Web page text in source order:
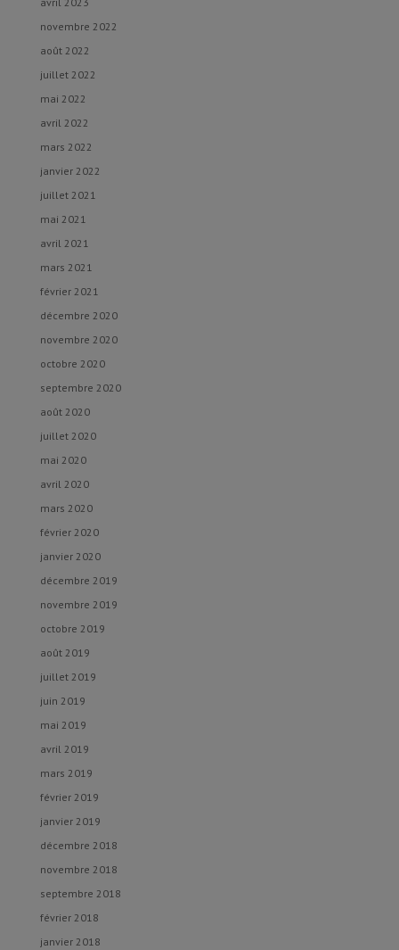
novembre 2022
août 2022
juillet 2022
mai 2022
avril 2022
mars 2022
janvier 2022
juillet 2021
mai 2021
avril 2021
mars 2021
février 2021
décembre 2020
novembre 2020
octobre 2020
septembre 2020
août 2020
juillet 2020
mai 2020
avril 2020
mars 2020
février 2020
janvier 2020
décembre 2019
novembre 2019
octobre 2019
août 2019
juillet 2019
juin 2019
mai 2019
avril 2019
mars 2019
février 2019
janvier 2019
décembre 2018
novembre 2018
septembre 2018
février 2018
janvier 2018